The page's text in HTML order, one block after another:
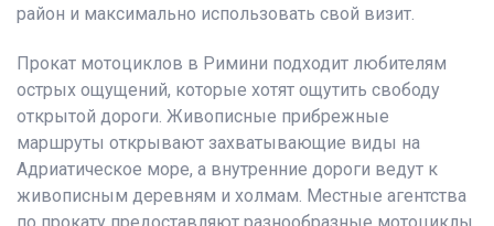
район и максимально использовать свой визит.
Прокат мотоциклов в Римини подходит любителям
острых ощущений, которые хотят ощутить свободу
открытой дороги. Живописные прибрежные
маршруты открывают захватывающие виды на
Адриатическое море, а внутренние дороги ведут к
живописным деревням и холмам. Местные агентства